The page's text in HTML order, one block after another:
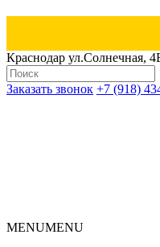
Краснодар ул.Солнечная,
Заказать звонок +7 (918)
MENUMENU